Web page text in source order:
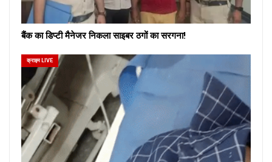
बैंक का डिप्टी मैनेजर निकला साइबर ठगों का सरगना!
क्राइम LIVE